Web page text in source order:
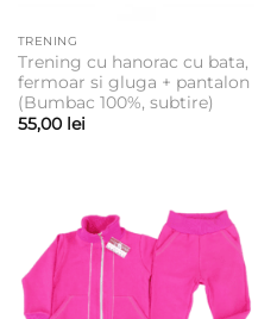
TRENING
Trening cu hanorac cu bata,
fermoar si gluga + pantalon
(Bumbac 100%, subtire)
55,00 lei